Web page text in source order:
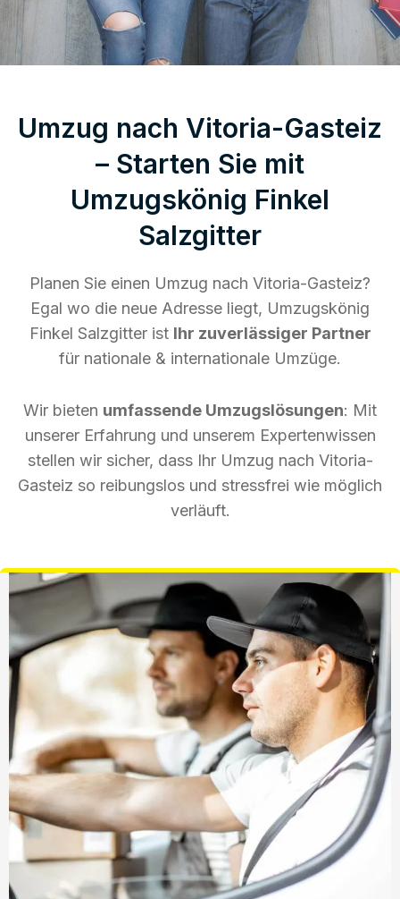
Umzug nach Vitoria-Gasteiz
– Starten Sie mit
Umzugskönig Finkel
Salzgitter
Planen Sie einen Umzug nach Vitoria-Gasteiz?
Egal wo die neue Adresse liegt, Umzugskönig
Finkel Salzgitter ist Ihr zuverlässiger Partner
für nationale & internationale Umzüge.
Wir bieten umfassende Umzugslösungen: Mit
unserer Erfahrung und unserem Expertenwissen
stellen wir sicher, dass Ihr Umzug nach Vitoria-
Gasteiz so reibungslos und stressfrei wie möglich
verläuft.